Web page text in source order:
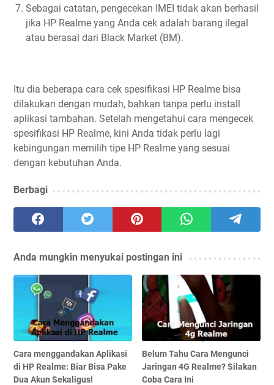
Sebagai catatan, pengecekan IMEI tidak akan berhasil
jika HP Realme yang Anda cek adalah barang ilegal
atau berasal dari Black Market (BM).
Itu dia beberapa cara cek spesifikasi HP Realme bisa
dilakukan dengan mudah, bahkan tanpa perlu install
aplikasi tambahan. Setelah mengetahui cara mengecek
spesifikasi HP Realme, kini Anda tidak perlu lagi
kebingungan memilih tipe HP Realme yang sesuai
dengan kebutuhan Anda.
Berbagi
Anda mungkin menyukai postingan ini
Cara menggandakan Aplikasi
di HP Realme: Biar Bisa Pake
Dua Akun Sekaligus!
Belum Tahu Cara Mengunci
Jaringan 4G Realme? Silakan
Coba Cara Ini